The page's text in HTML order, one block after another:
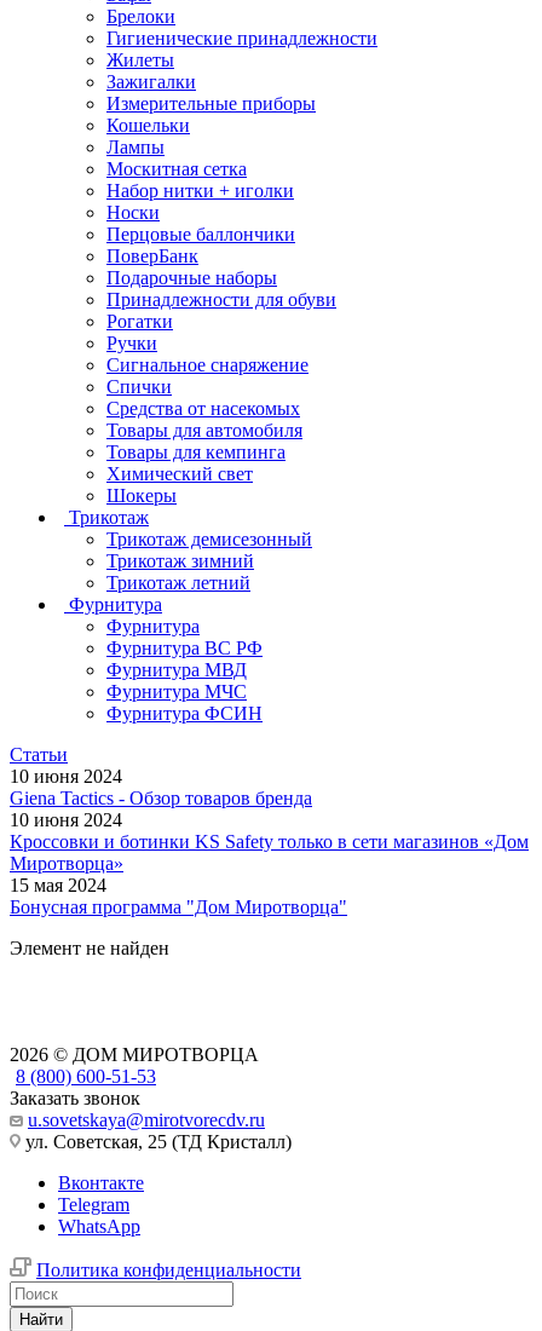
Брелоки
Гигиенические принадлежности
Жилеты
Зажигалки
Измерительные приборы
Кошельки
Лампы
Москитная сетка
Набор нитки + иголки
Носки
Перцовые баллончики
ПоверБанк
Подарочные наборы
Принадлежности для обуви
Рогатки
Ручки
Сигнальное снаряжение
Спички
Средства от насекомых
Товары для автомобиля
Товары для кемпинга
Химический свет
Шокеры
Трикотаж
Трикотаж демисезонный
Трикотаж зимний
Трикотаж летний
Фурнитура
Фурнитура
Фурнитура ВС РФ
Фурнитура МВД
Фурнитура МЧС
Фурнитура ФСИН
Статьи
10 июня 2024
Giena Tactics - Обзор товаров бренда
10 июня 2024
Кроссовки и ботинки KS Safety только в сети магазинов «Дом
Миротворца»
15 мая 2024
Бонусная программа "Дом Миротворца"
Элемент не найден
2026 © ДОМ МИРОТВОРЦА
8 (800) 600-51-53
Заказать звонок
u.sovetskaya@mirotvorecdv.ru
ул. Советская, 25 (ТД Кристалл)
Вконтакте
Telegram
WhatsApp
Политика конфиденциальности
Найти